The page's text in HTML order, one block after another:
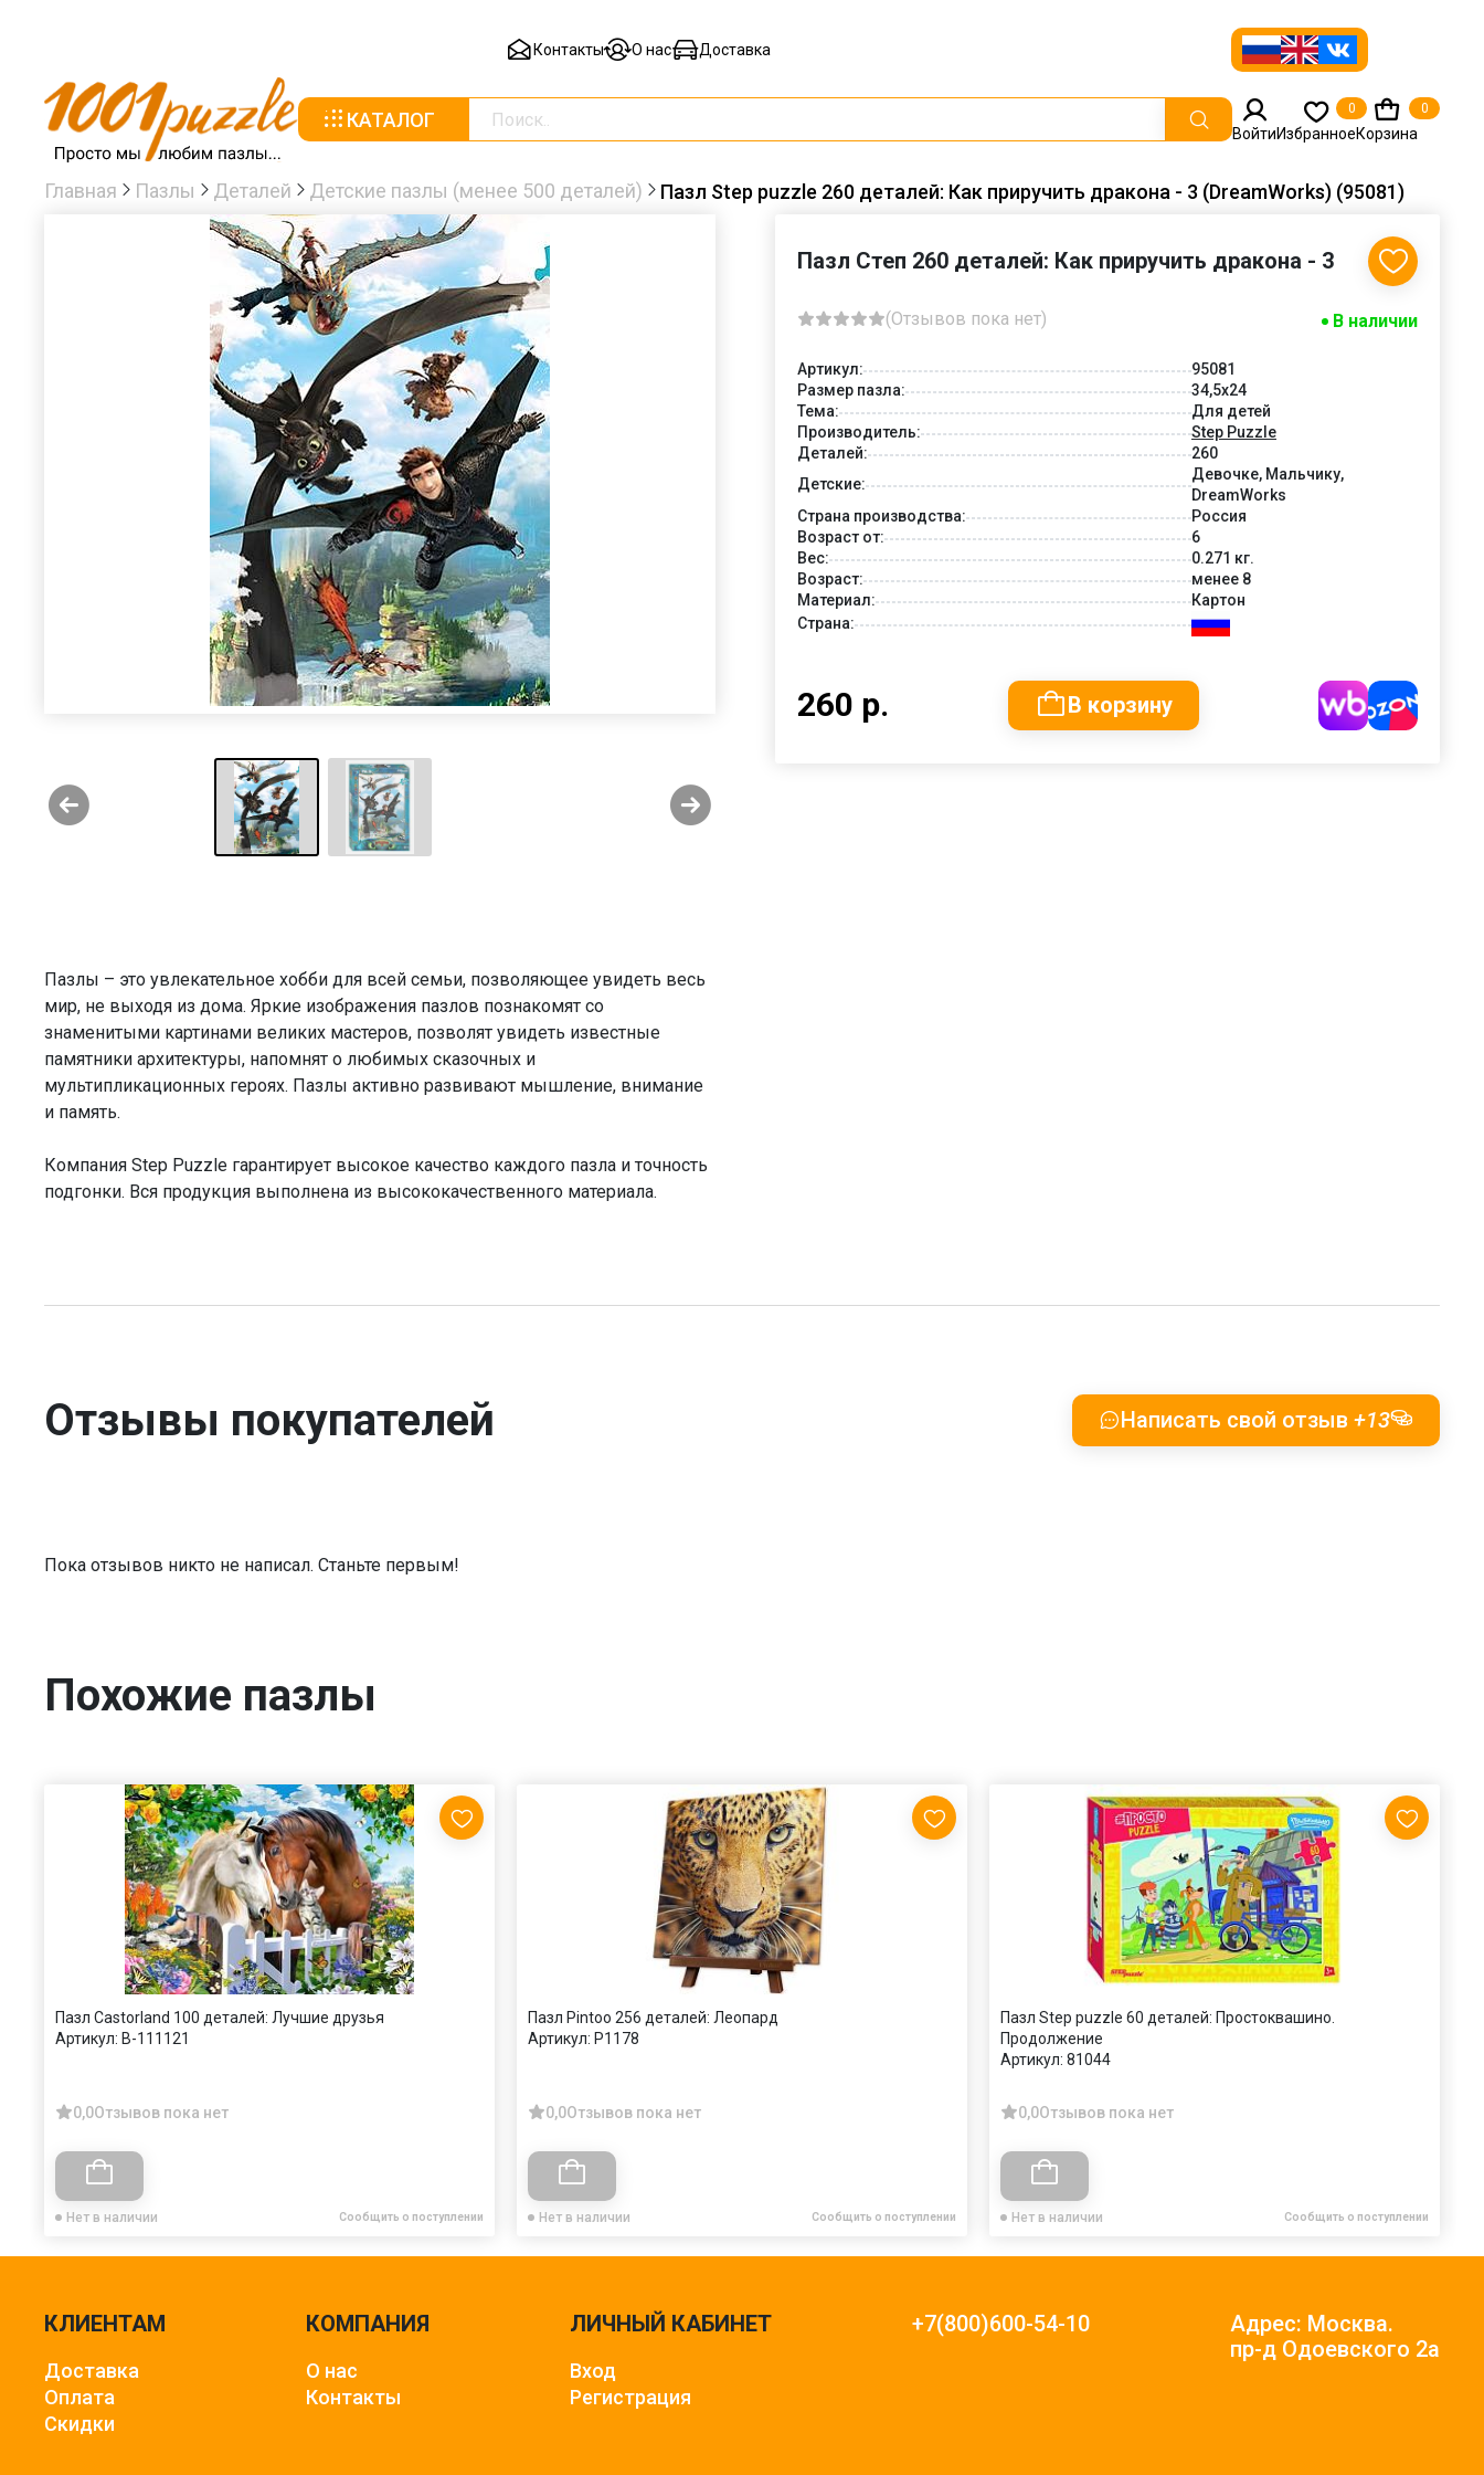
Контакты О нас Доставка
КАТАЛОГ
ВойтиИзбранное
0
Корзина
0
Главная Пазлы Деталей Детские пазлы (менее 500 деталей) Пазл Step puzzle 260 деталей: Как приручить дракона - 3 (DreamWorks) (95081)
Пазлы – это увлекательное хобби для всей семьи, позволяющее увидеть весь
мир, не выходя из дома. Яркие изображения пазлов познакомят со
знаменитыми картинами великих мастеров, позволят увидеть известные
памятники архитектуры, напомнят о любимых сказочных и
мультипликационных героях. Пазлы активно развивают мышление, внимание
и память.
Компания Step Puzzle гарантирует высокое качество каждого пазла и точность
подгонки. Вся продукция выполнена из высококачественного материала.
Пазл Степ 260 деталей: Как приручить дракона - 3
(Отзывов пока нет) В наличии
Артикул:
95081
Размер пазла:
34,5x24
Тема:
Для детей
Производитель:
Step Puzzle
Деталей:
260
Детские:
Девочке, Мальчику,
DreamWorks
Страна производства:
Россия
Возраст от:
6
Вес:
0.271 кг.
Возраст:
менее 8
Материал:
Картон
Страна:
260 р. В корзину
Отзывы покупателей Написать свой отзыв +13
Пока отзывов никто не написал. Станьте первым!
Похожие пазлы
Пазл Castorland 100 деталей: Лучшие друзья
Артикул: В-111121
0,0Отзывов пока нет
Нет в наличии Сообщить о поступлении
Пазл Pintoo 256 деталей: Леопард
Артикул: Р1178
0,0Отзывов пока нет
Нет в наличии Сообщить о поступлении
Пазл Step puzzle 60 деталей: Простоквашино.
Продолжение
Артикул: 81044
0,0Отзывов пока нет
Нет в наличии Сообщить о поступлении
КЛИЕНТАМ
Доставка
Оплата
Скидки
КОМПАНИЯ
О нас
Контакты
ЛИЧНЫЙ КАБИНЕТ
Вход
Регистрация
+7(800)600-54-10
Адрес: Москва.
пр-д Одоевского 2а